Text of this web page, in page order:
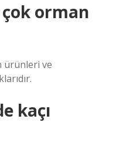
çok orman
ürünleri ve
kaçı